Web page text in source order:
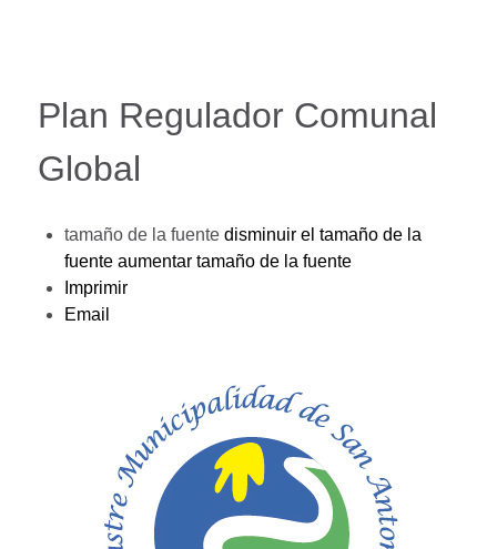
Plan Regulador Comunal
Global
tamaño de la fuente disminuir el tamaño de la
fuente aumentar tamaño de la fuente
Imprimir
Email